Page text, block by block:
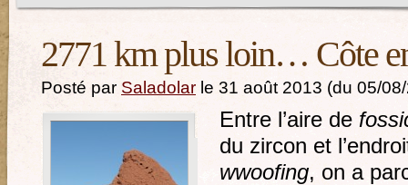
2771 km plus loin… Côte
Posté par Saladolar le 31 août 2013 (du 05/
Entre l’aire de
du zircon et
wwoofing, on a